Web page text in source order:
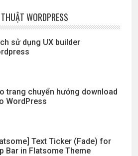
WORDPRESS
sử dụng UX builder
trang chuyển hướng download
WordPress
Text Ticker (Fade) for
Bar in Flatsome Theme